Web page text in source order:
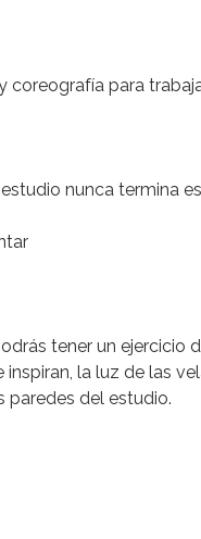
para
nunca termina
tener un ejercicio
la luz de las
paredes del estudio.